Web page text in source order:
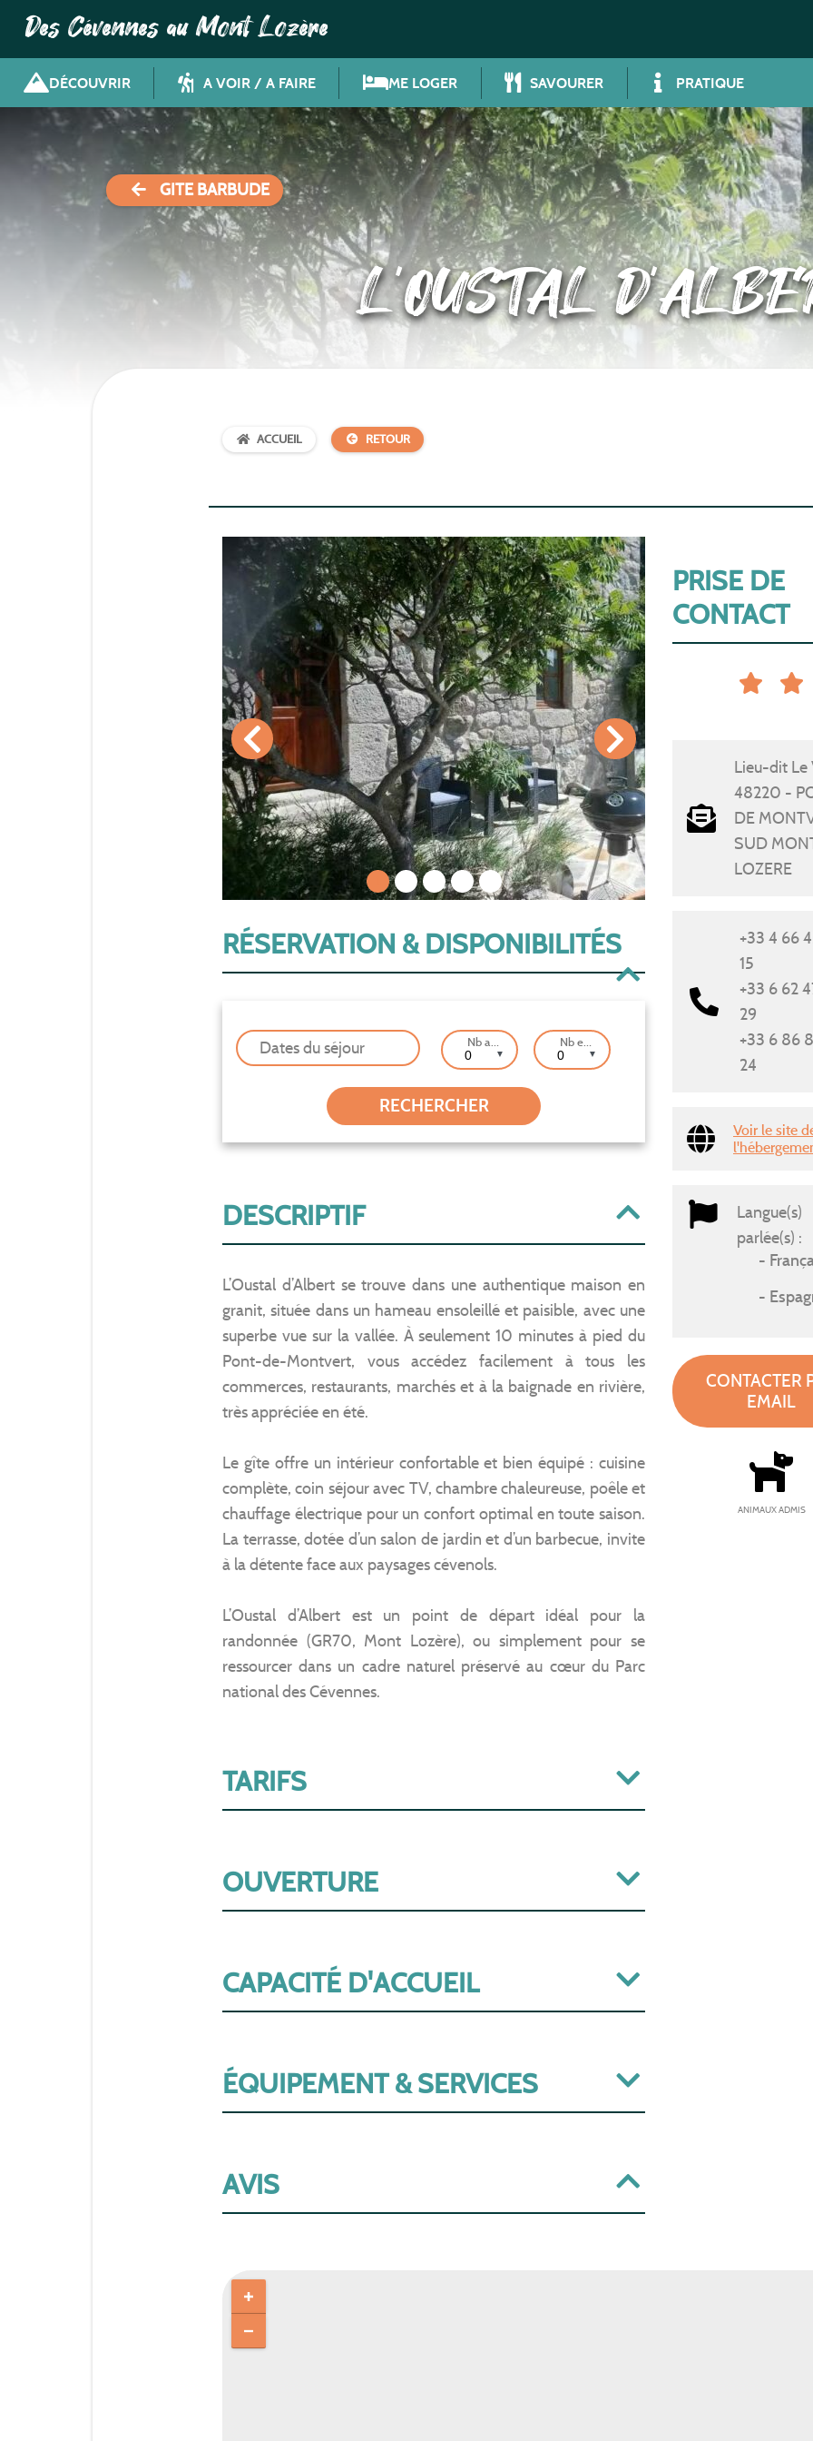
Des Cévennes au Mont Lozère
DÉCOUVRIR A VOIR / A FAIRE ME LOGER SAVOURER PRATIQUE
GITE BARBUDE
L’OUSTAL
ACCUEIL RETOUR
RÉSERVATION & DISPONIBILITÉS
Dates du séjour ▼
Nb enfants
▼
DESCRIPTIF
L’Oustal d’Albert se trouve dans une authentique maison en
granit, située dans un hameau ensoleillé et paisible, avec une
superbe vue sur la vallée. À seulement 10 minutes à pied du
Pont-de-Montvert, vous accédez facilement à tous les
commerces, restaurants, marchés et à la baignade en rivière,
très appréciée en été.
Le gîte offre un intérieur confortable et bien équipé : cuisine
complète, coin séjour avec TV, chambre chaleureuse, poêle et
chauffage électrique pour un confort optimal en toute saison.
La terrasse, dotée d’un salon de jardin et d’un barbecue, invite
à la détente face aux paysages cévenols.
L’Oustal d’Albert est un point de départ idéal pour la
randonnée (GR70, Mont Lozère), ou simplement pour se
ressourcer dans un cadre naturel préservé au cœur du Parc
national des Cévennes.
TARIFS
OUVERTURE
CAPACITÉ D'ACCUEIL
ÉQUIPEMENT & SERVICES
AVIS
PRISE DE
CONTACT
Lieu-dit Le
48220 -
DE
SUD
LOZERE
+33 4 66
15
+33 6 62
29
+33 6 86
24
Voir le site
Langue(s)
parlée(s) :
CONTACTER
EMAIL
ANIMAUX ADMIS